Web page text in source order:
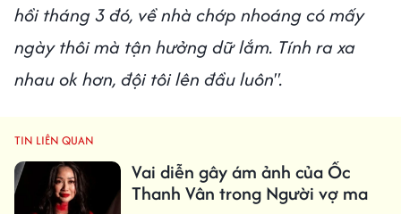
hồi tháng 3 đó, về nhà chớp nhoáng có mấy
ngày thôi mà tận hưởng dữ lắm. Tính ra xa
nhau ok hơn, đội tôi lên đầu luôn".
TIN LIÊN QUAN
Vai diễn gây ám ảnh của Ốc
Thanh Vân trong Người vợ ma